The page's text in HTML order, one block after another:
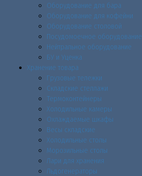
Оборудование для бара
Оборудование для кофейни
Оборудование столовой
Посудомоечное оборудование
Нейтральное оборудование
БУ и Уценка
Хранение товара
Грузовые тележки
Складские стеллажи
Термоконтейнеры
Холодильные камеры
Охлаждаемые шкафы
Весы складские
Холодильные столы
Морозильные столы
Лари для хранения
Льдогенераторы